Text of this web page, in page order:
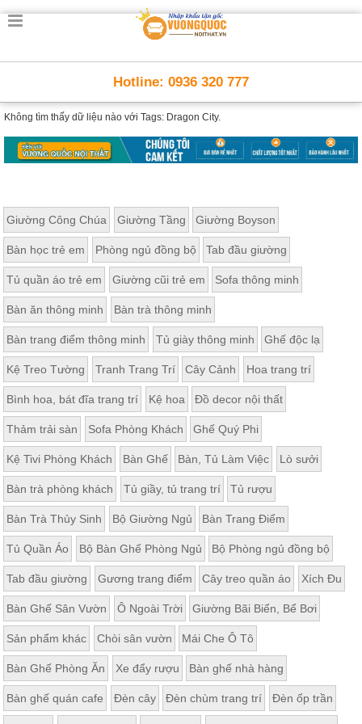
Hotline: 0936 320 777
Không tìm thấy dữ liệu nào với Tags: Dragon City.
Giường Công Chúa Giường Tầng Giường Boyson
Bàn học trẻ em Phòng ngủ đồng bộ Tab đầu giường
Tủ quần áo trẻ em Giường cũi trẻ em Sofa thông minh
Bàn ăn thông minh Bàn trà thông minh
Bàn trang điểm thông minh Tủ giày thông minh Ghế độc lạ
Kệ Treo Tường Tranh Trang Trí Cây Cảnh Hoa trang trí
Bình hoa, bát đĩa trang trí Kệ hoa Đồ decor nội thất
Thảm trải sàn Sofa Phòng Khách Ghế Quý Phi
Kệ Tivi Phòng Khách Bàn Ghế Bàn, Tủ Làm Việc Lò sưởi
Bàn trà phòng khách Tủ giầy, tủ trang trí Tủ rượu
Bàn Trà Thủy Sinh Bộ Giường Ngủ Bàn Trang Điểm
Tủ Quần Áo Bộ Bàn Ghế Phòng Ngủ Bộ Phòng ngủ đồng bộ
Tab đầu giường Gương trang điểm Cây treo quần áo Xích Đu
Bàn Ghế Sân Vườn Ô Ngoài Trời Giường Bãi Biển, Bể Bơi
Sản phẩm khác Chòi sân vườn Mái Che Ô Tô
Bàn Ghế Phòng Ăn Xe đẩy rượu Bàn ghế nhà hàng
Bàn ghế quán cafe Đèn cây Đèn chùm trang trí Đèn ốp trần